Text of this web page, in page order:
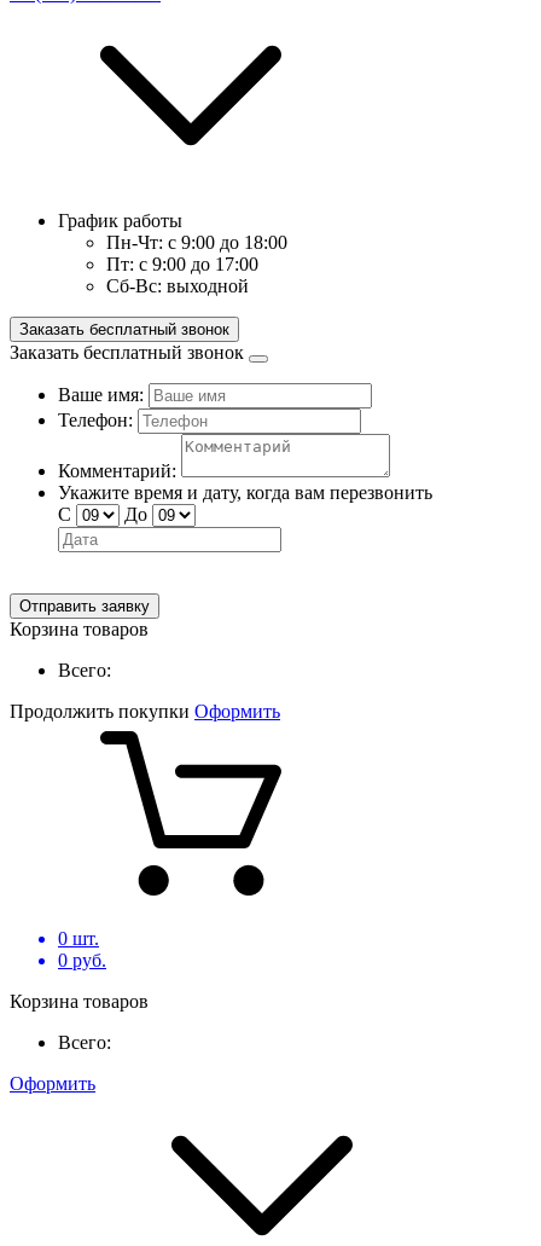
График работы
Пн-Чт: с 9:00 до 18:00
Пт: с 9:00 до 17:00
Сб-Вс: выходной
Заказать бесплатный звонок
Заказать бесплатный звонок
Ваше имя:
Телефон:
Комментарий:
Укажите время и дату, когда вам перезвонить
С
До
Отправить заявку
Корзина товаров
Всего:
Продолжить покупки Оформить
0 шт.
0 руб.
Корзина товаров
Всего:
Оформить